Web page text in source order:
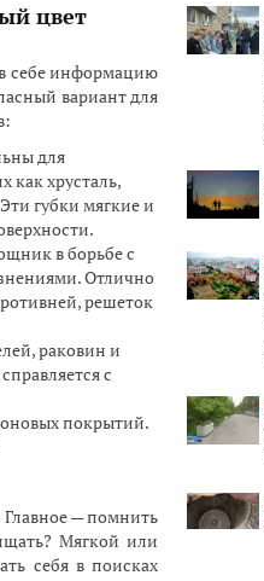
цвет
себе информацию
вариант для
для
как хрусталь,
губки мягкие и
в борьбе с
Отлично
решеток
раковин и
с
покрытий.
Главное — помнить
Мягкой или
себя в поисках